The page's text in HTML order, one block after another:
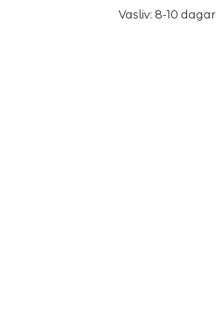
Vasliv: 8-10 dagar